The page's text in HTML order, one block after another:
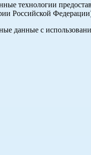
технологии
Российской
данные с